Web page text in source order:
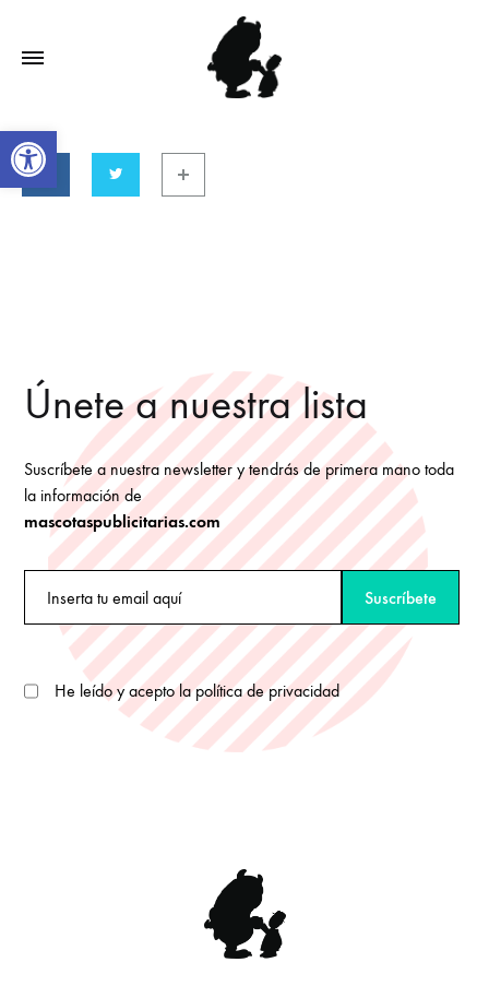
Abrir barra de herramientas
Únete a nuestra lista
Suscríbete a nuestra newsletter y tendrás de primera mano toda
la información de
mascotaspublicitarias.com
He leído y acepto la política de privacidad